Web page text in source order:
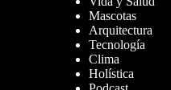
Mascotas
Arquitectura
Tecnología
Clima
Holística